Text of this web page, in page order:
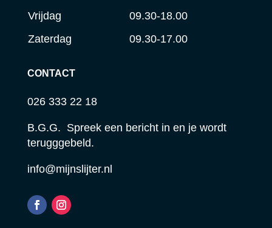
Vrijdag
09.30-18.00
Zaterdag
09.30-17.00
CONTACT
026 333 22 18
B.G.G. Spreek een bericht in en je wordt
terugggebeld.
info@mijnslijter.nl